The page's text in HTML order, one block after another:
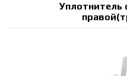
Уплотнитель